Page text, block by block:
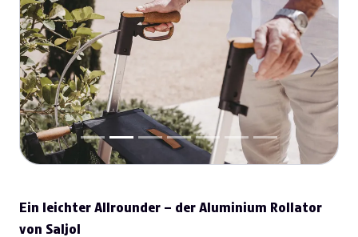
Previous Next
Ein leichter Allrounder – der Aluminium Rollator
von Saljol